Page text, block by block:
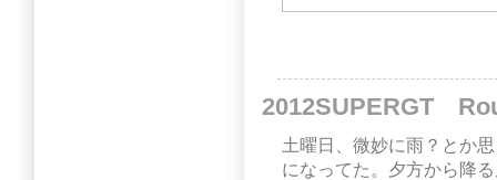
2012SUPERGT
土曜日、微妙に雨？とか
になってた。夕方から降